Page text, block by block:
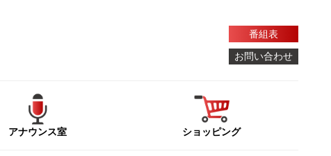
番組表
お問い合わせ
アナウンス室 ショッピング